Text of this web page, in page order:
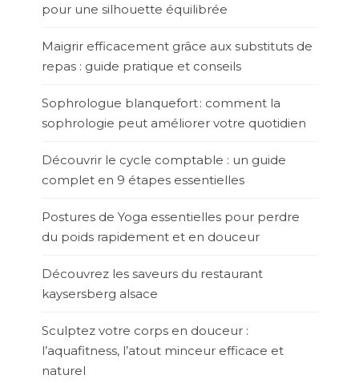
pour une silhouette équilibrée
Maigrir efficacement grâce aux substituts de
repas : guide pratique et conseils
Sophrologue blanquefort : comment la
sophrologie peut améliorer votre quotidien
Découvrir le cycle comptable : un guide
complet en 9 étapes essentielles
Postures de Yoga essentielles pour perdre
du poids rapidement et en douceur
Découvrez les saveurs du restaurant
kaysersberg alsace
Sculptez votre corps en douceur :
l’aquafitness, l’atout minceur efficace et
naturel